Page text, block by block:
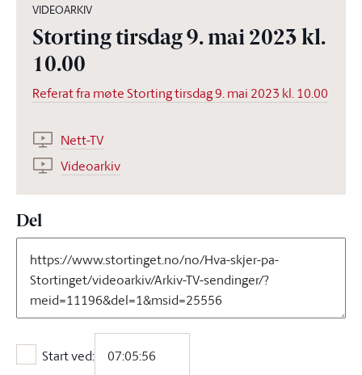
VIDEOARKIV
Storting tirsdag 9. mai 2023 kl.
10.00
Referat fra møte Storting tirsdag 9. mai 2023 kl. 10.00
Nett-TV
Videoarkiv
Del
Start ved:
Start ved: